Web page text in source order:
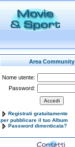
Area Community
Nome utente:
Password:
Registrati gratuitamente
per pubblicare il tuo Album
Password dimenticata?